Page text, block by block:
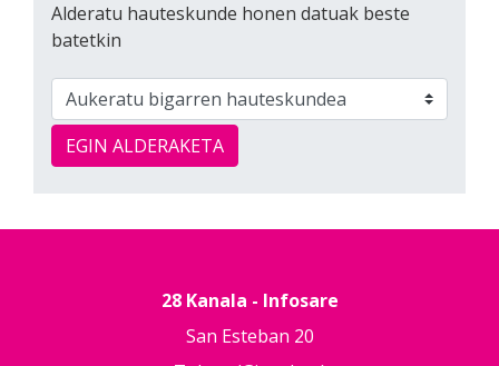
Alderatu hauteskunde honen datuak beste
batetkin
EGIN ALDERAKETA
28 Kanala - Infosare
San Esteban 20